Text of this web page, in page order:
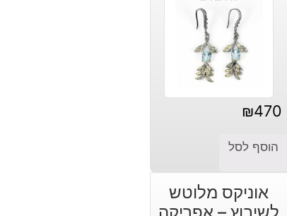
₪470
הוסף לסל
אוניקס מלוטש
לשיבוץ – אפריקה